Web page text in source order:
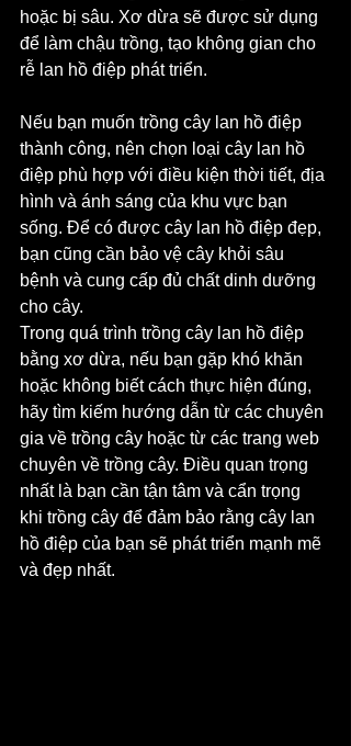
hoặc bị sâu. Xơ dừa sẽ được sử dụng
để làm chậu trồng, tạo không gian cho
rễ lan hồ điệp phát triển.
Nếu bạn muốn trồng cây lan hồ điệp
thành công, nên chọn loại cây lan hồ
điệp phù hợp với điều kiện thời tiết, địa
hình và ánh sáng của khu vực bạn
sống. Để có được cây lan hồ điệp đẹp,
bạn cũng cần bảo vệ cây khỏi sâu
bệnh và cung cấp đủ chất dinh dưỡng
cho cây.
Trong quá trình trồng cây lan hồ điệp
bằng xơ dừa, nếu bạn gặp khó khăn
hoặc không biết cách thực hiện đúng,
hãy tìm kiếm hướng dẫn từ các chuyên
gia về trồng cây hoặc từ các trang web
chuyên về trồng cây. Điều quan trọng
nhất là bạn cần tận tâm và cẩn trọng
khi trồng cây để đảm bảo rằng cây lan
hồ điệp của bạn sẽ phát triển mạnh mẽ
và đẹp nhất.